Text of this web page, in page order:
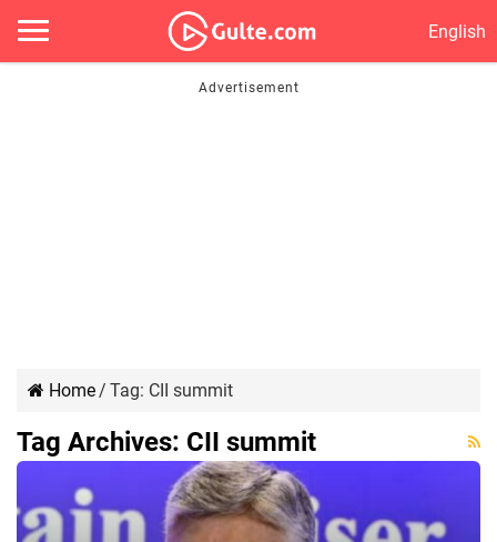
English
Home/ Tag: CII summit
Tag Archives: CII summit